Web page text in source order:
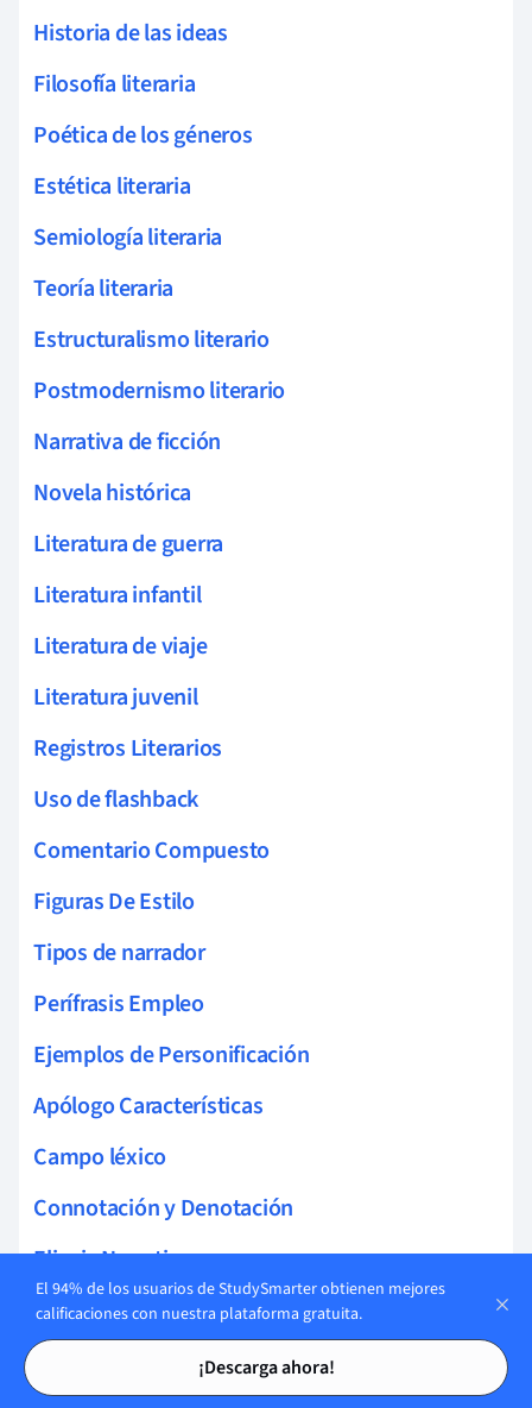
Tarjetas de estudio
Tarjetas de estudio
Historia de las ideas
Filosofía literaria
Poética de los géneros
Estética literaria
Semiología literaria
Teoría literaria
Estructuralismo literario
Postmodernismo literario
Narrativa de ficción
Novela histórica
Literatura de guerra
Literatura infantil
Literatura de viaje
Literatura juvenil
Registros Literarios
Uso de flashback
Comentario Compuesto
Figuras De Estilo
Tipos de narrador
Perífrasis Empleo
Ejemplos de Personificación
Apólogo Características
Campo léxico
Connotación y Denotación
Elipsis Narrativa
Teorías de la enunciación
Intertextualidad Ejemplos
El 94% de los usuarios de StudySmarter obtienen mejores
calificaciones con nuestra plataforma gratuita.
¡Descarga ahora!